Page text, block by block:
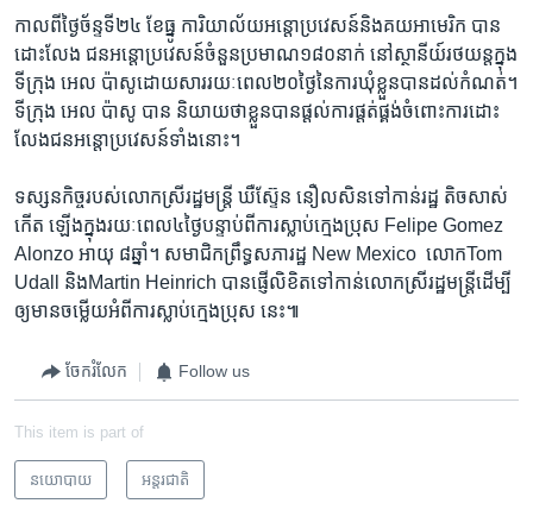
កាលពី​ថ្ងៃច័ន្ទ​ទី២៤ ​ខែធ្នូ ​ការិយាល័យ​អន្តោប្រវេសន៍​និងគយ​អាមេរិក​ បាន​
ដោះលែង ជន​អន្តោប្រវេសន៍​ចំនួន​ប្រមាណ​១៨០នាក់​ នៅស្ថានីយ៍​រថយន្ត​ក្នុង​
ទីក្រុង ​អេល ប៉ាសូ​ដោយសារ​រយៈពេល​២០ថ្ងៃ​នៃការ​ឃុំខ្លួន​បាន​ដល់​កំណត់។​
ទីក្រុង ​អេល ប៉ាសូ ​បាន និយាយ​ថាខ្លួន​បានផ្តល់​ការ​ផ្តត់ផ្គង់​ចំពោះការ​ដោះ
លែង​ជន​អន្តោប្រវេសន៍​ទាំងនោះ។
ទស្សនកិច្ច​របស់​លោកស្រី​រដ្ឋមន្ត្រី ​ឃឺស្ទ៊ែន នឿលសិន​ទៅកាន់​រដ្ឋ​ តិចសាស់ ​
កើត ឡើង​ក្នុង​រយៈពេល​៤ថ្ងៃ​បន្ទាប់ពី​ការស្លាប់​ក្មេងប្រុស​ Felipe Gomez
Alonzo ​អាយុ ៨ឆ្នាំ។​ សមាជិក​ព្រឹទ្ធសភា​រដ្ឋ ​New Mexico ​ លោក​Tom
Udall និងMartin Heinrich បាន​ផ្ញើ​លិខិត​ទៅកាន់​លោកស្រី​រដ្ឋមន្ត្រី​ដើម្បី​
ឲ្យមាន​ចម្លើយ​អំពីការ​ស្លាប់​ក្មេង​ប្រុស នេះ៕
ចែករំលែក Follow us
This item is part of
នយោបាយ អន្តរជាតិ